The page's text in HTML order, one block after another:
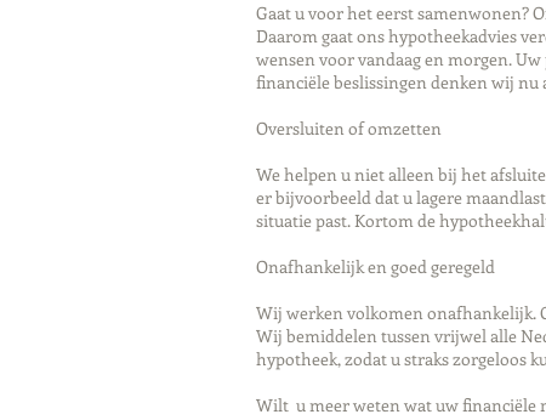
Gaat u voor het eerst samenwonen?
Daarom gaat ons hypotheekadvies
wensen voor vandaag en morgen.
financiële beslissingen denken wij nu
Oversluiten of omzetten
We helpen u niet alleen bij het
er bijvoorbeeld dat u lagere
situatie past. Kortom de
Onafhankelijk en goed geregeld
Wij werken volkomen onafhankelijk.
Wij bemiddelen tussen vrijwel alle
hypotheek, zodat u straks zorgeloos
Wilt u meer weten wat uw financiële